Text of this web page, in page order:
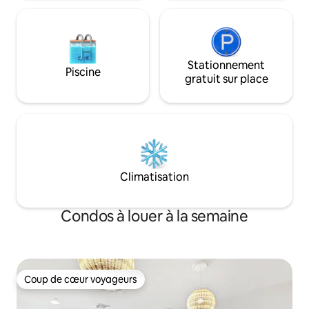
Piscine
Stationnement
gratuit sur place
Climatisation
Condos à louer à la semaine
Coup de cœur voyageurs
Coup de cœur voyageurs